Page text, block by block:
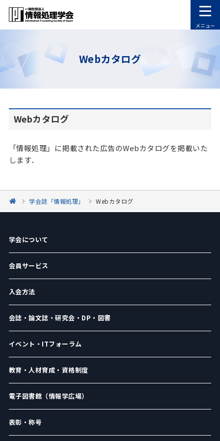
メニュー
Webカタログ
Webカタログ
「情報処理」に掲載された広告のWebカタログを掲載いた
します．
学会誌「情報処理」 Webカタログ
学会について
会員サービス
入会方法
会誌・論文誌・研究会・DP・図書
イベント・ITフォーラム
教育・人材育成・資格制度
電子図書館（情報学広場）
表彰・称号